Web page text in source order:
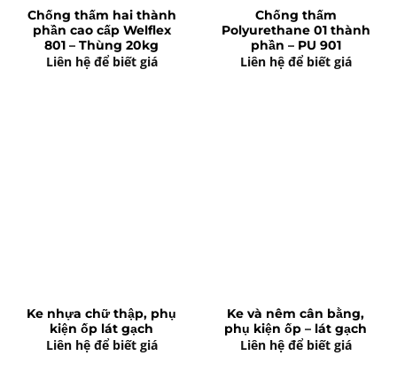
Chống thấm hai thành
phần cao cấp Welflex
801 – Thùng 20kg
Liên hệ để biết giá
Chống thấm
Polyurethane 01 thành
phần – PU 901
Liên hệ để biết giá
Ke nhựa chữ thập, phụ
kiện ốp lát gạch
Liên hệ để biết giá
Ke và nêm cân bằng,
phụ kiện ốp – lát gạch
Liên hệ để biết giá